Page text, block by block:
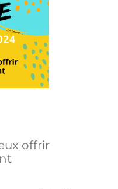
offrir